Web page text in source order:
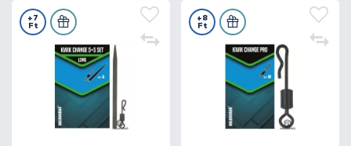
+7
Ft
+8
Ft